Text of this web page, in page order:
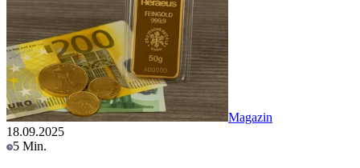
Magazin
18.09.2025
5 Min.